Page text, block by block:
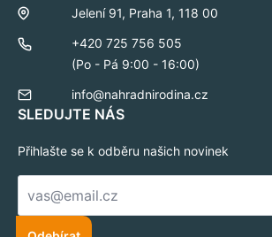
Jelení 91, Praha 1, 118 00
+420 725 756 505
(Po - Pá 9:00 - 16:00)
info@nahradnirodina.cz
SLEDUJTE NÁS
Přihlašte se k odběru našich novinek
E-
mail